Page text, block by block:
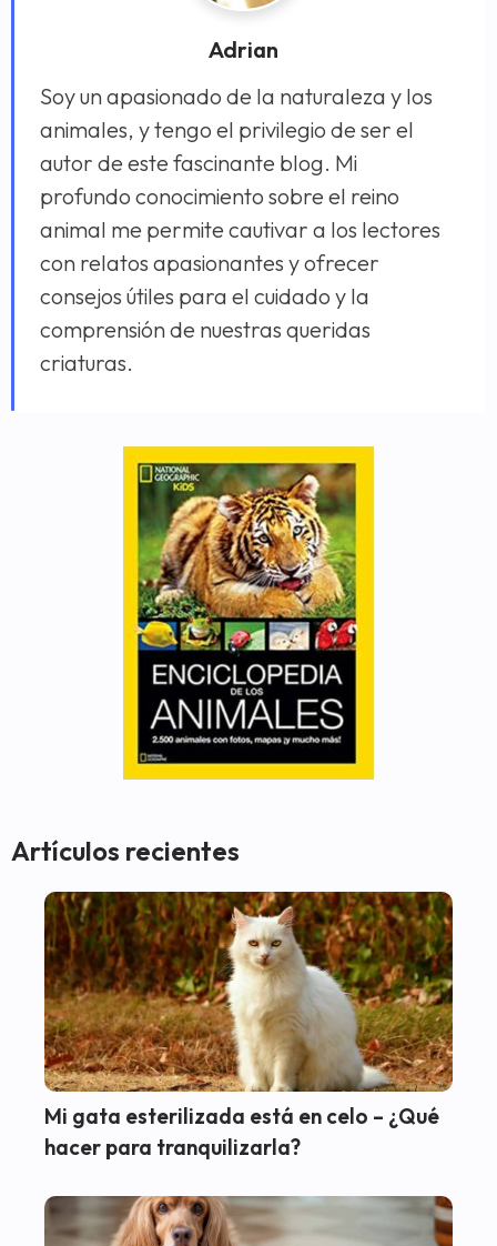
Adrian
Soy un apasionado de la naturaleza y los
animales, y tengo el privilegio de ser el
autor de este fascinante blog. Mi
profundo conocimiento sobre el reino
animal me permite cautivar a los lectores
con relatos apasionantes y ofrecer
consejos útiles para el cuidado y la
comprensión de nuestras queridas
criaturas.
Artículos recientes
Mi gata esterilizada está en celo – ¿Qué
hacer para tranquilizarla?